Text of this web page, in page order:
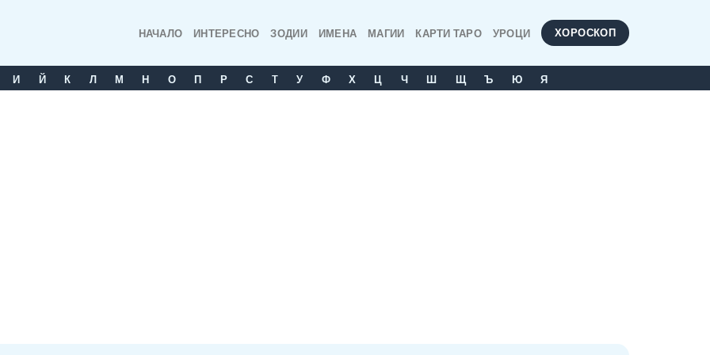
НАЧАЛО ИНТЕРЕСНО ЗОДИИ ИМЕНА МАГИИ КАРТИ ТАРО УРОЦИ ХОРОСКОП
И Й К Л М Н О П Р С T У Ф Х Ц Ч Ш Щ Ъ Ю Я